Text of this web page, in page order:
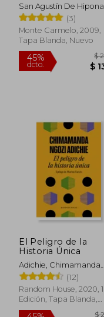
San Agustín De Hipona
(3)
Monte Carmelo, 2009,
Tapa Blanda, Nuevo
El Peligro de la
Historia Única
Adichie, Chimamanda
Ngozi
(12)
Random House, 2020, 1
Edición, Tapa Blanda,
Nuevo